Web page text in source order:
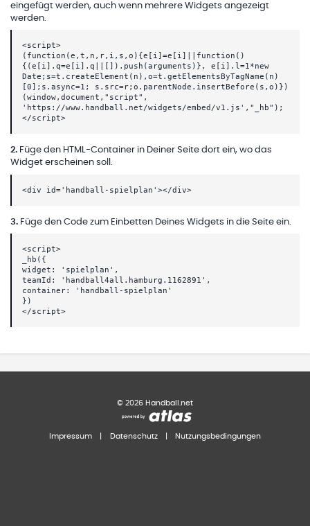
eingefügt werden, auch wenn mehrere Widgets angezeigt
werden.
<script>
(function(e,t,n,r,i,s,o){e[i]=e[i]||function()
{(e[i].q=e[i].q||[]).push(arguments)}, e[i].l=1*new
Date;s=t.createElement(n),o=t.getElementsByTagName(n)
[0];s.async=1; s.src=r;o.parentNode.insertBefore(s,o)})
(window,document,"script",
'https://www.handball.net/widgets/embed/v1.js',"_hb");
</script>
2. Füge den HTML-Container in Deiner Seite dort ein, wo das
Widget erscheinen soll.
<div id='handball-spielplan'></div>
3. Füge den Code zum Einbetten Deines Widgets in die Seite ein.
<script>
_hb({
widget: 'spielplan',
teamId: 'handball4all.hamburg.1162891',
container: 'handball-spielplan'
})
</script>
© 2026 Handball.net
Impressum Datenschutz Nutzungsbedingungen